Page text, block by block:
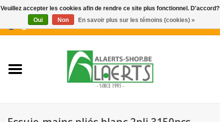
0 Articles - €0,00
Nouveautés
Veuillez accepter les cookies afin de rendre ce site plus fonctionnel. D'accord?
Oui
Non En savoir plus sur les témoins (cookies) »